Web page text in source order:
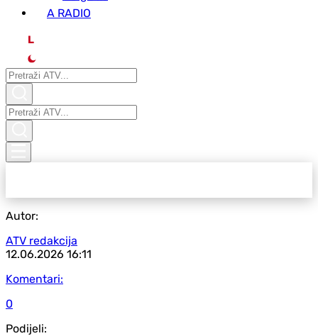
A RADIO
L
Autor:
ATV redakcija
12.06.2026 16:11
Komentari:
0
Podijeli: